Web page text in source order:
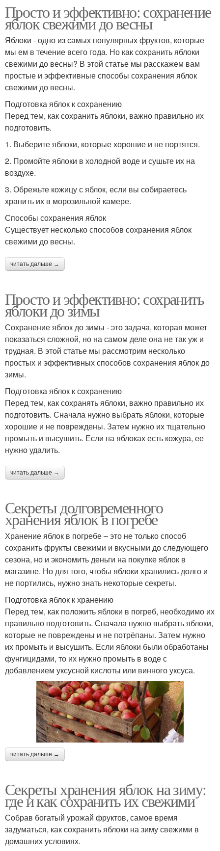
Просто и эффективно: сохранение
яблок свежими до весны
Яблоки - одно из самых популярных фруктов, которые
мы ем в течение всего года. Но как сохранить яблоки
свежими до весны? В этой статье мы расскажем вам
простые и эффективные способы сохранения яблок
свежими до весны.
Подготовка яблок к сохранению
Перед тем, как сохранить яблоки, важно правильно их
подготовить.
1. Выберите яблоки, которые хорошие и не портятся.
2. Промойте яблоки в холодной воде и сушьте их на
воздухе.
3. Обрежьте кожицу с яблок, если вы собираетесь
хранить их в морозильной камере.
Способы сохранения яблок
Существует несколько способов сохранения яблок
свежими до весны.
читать дальше →
Просто и эффективно: сохранить
яблоки до зимы
Сохранение яблок до зимы - это задача, которая может
показаться сложной, но на самом деле она не так уж и
трудная. В этой статье мы рассмотрим несколько
простых и эффективных способов сохранения яблок до
зимы.
Подготовка яблок к сохранению
Перед тем, как сохранять яблоки, важно правильно их
подготовить. Сначала нужно выбрать яблоки, которые
хорошие и не повреждены. Затем нужно их тщательно
промыть и высушить. Если на яблоках есть кожура, ее
нужно удалить.
читать дальше →
Секреты долговременного
хранения яблок в погребе
Хранение яблок в погребе – это не только способ
сохранить фрукты свежими и вкусными до следующего
сезона, но и экономить деньги на покупке яблок в
магазине. Но для того, чтобы яблоки хранились долго и
не портились, нужно знать некоторые секреты.
Подготовка яблок к хранению
Перед тем, как положить яблоки в погреб, необходимо их
правильно подготовить. Сначала нужно выбрать яблоки,
которые не повреждены и не потрёпаны. Затем нужно
их промыть и высушить. Если яблоки были обработаны
фунгицидами, то их нужно промыть в воде с
добавлением уксусной кислоты или винного уксуса.
читать дальше →
Секреты хранения яблок на зиму:
где и как сохранить их свежими
Собрав богатый урожай фруктов, самое время
задуматься, как сохранить яблоки на зиму свежими в
домашних условиях.